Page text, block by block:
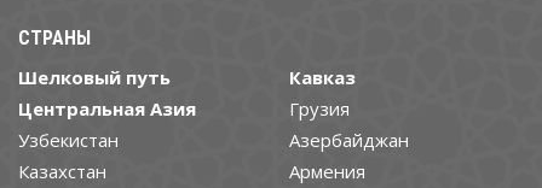
СТРАНЫ
Шелковый путь
Центральная Азия
Узбекистан
Казахстан
Кавказ
Грузия
Азербайджан
Армения